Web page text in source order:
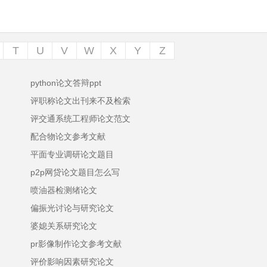
T U V W X Y Z
python论文答辩ppt
评职称论文出刊来不及检索
评交通系统工程师论文范文
配合物论文参考文献
平面专业调研论文题目
p2p网贷论文题目怎么写
喷油器检测绪论文
偏振光讨论与研究论文
婆媳关系研究论文
pr影像制作论文参考文献
评价影响因素研究论文